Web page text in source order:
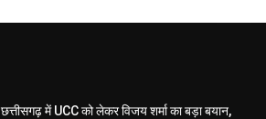
छत्तीसगढ़ में UCC को लेकर विजय शर्मा का बड़ा बयान,